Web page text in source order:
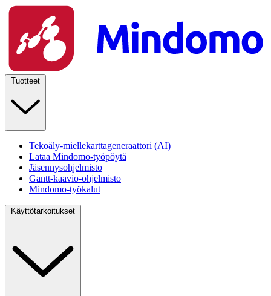
Tuotteet
Tekoäly-miellekarttageneraattori (AI)
Lataa Mindomo-työpöytä
Jäsennysohjelmisto
Gantt-kaavio-ohjelmisto
Mindomo-työkalut
Käyttötarkoitukset